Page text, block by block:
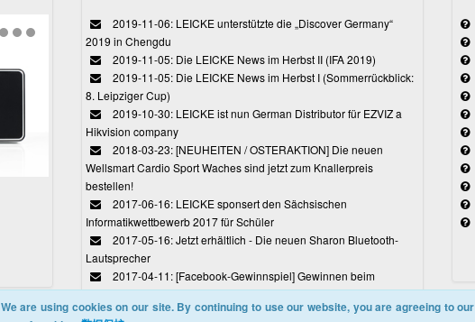
2019-11-06: LEICKE unterstützte die „Discover Germany“
2019 in Chengdu
2019-11-05: Die LEICKE News im Herbst II (IFA 2019)
2019-11-05: Die LEICKE News im Herbst I (Sommerrückblick:
8. Leipziger Cup)
2019-10-30: LEICKE ist nun German Distributor für EZVIZ a
Hikvision company
2018-03-23: [NEUHEITEN / OSTERAKTION] Die neuen
Wellsmart Cardio Sport Waches sind jetzt zum Knallerpreis
bestellen!
2017-06-16: LEICKE sponsert den Sächsischen
Informatikwettbewerb 2017 für Schüler
2017-05-16: Jetzt erhältlich - Die neuen Sharon Bluetooth-
Lautsprecher
2017-04-11: [Facebook-Gewinnspiel] Gewinnen beim
Ostereiersuchspiel von LEICKE
We are using cookies on our site. By continuing to use our website, you are agreeing to our